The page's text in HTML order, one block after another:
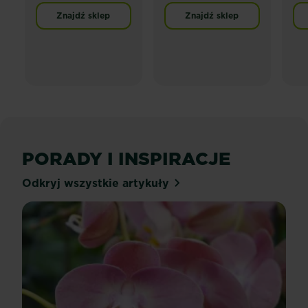
Znajdź sklep Znajdź sklep
PORADY I INSPIRACJE
Odkryj wszystkie artykuły